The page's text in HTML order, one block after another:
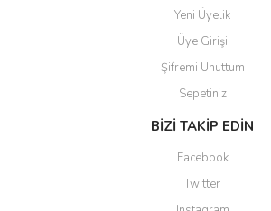
Yeni Üyelik
Üye Girişi
Şifremi Unuttum
Sepetiniz
BİZİ TAKİP EDİN
Facebook
Twitter